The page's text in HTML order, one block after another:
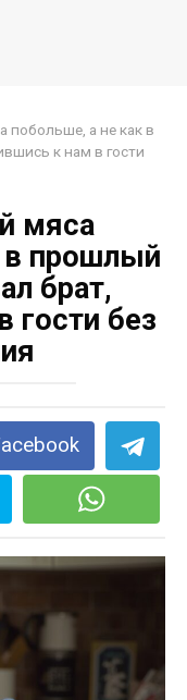
побольше, а не как в
к нам в гости
мяса
в прошлый
брат,
гости без